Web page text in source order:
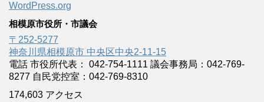
WordPress.org
相模原市役所・市議会
〒252-5277
神奈川県相模原市 中央区中央2-11-15
電話 市役所代表： 042-754-1111 議会事務局：042-769-
8277 自民党控室：042-769-8310
174,603 アクセス